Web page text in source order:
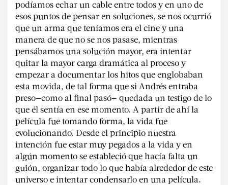
podíamos echar un cable entre todos y en uno de
esos puntos de pensar en soluciones, se nos ocurrió
que un arma que teníamos era el cine y una
manera de que no se nos pasase, mientras
pensábamos una solución mayor, era intentar
quitar la mayor carga dramática al proceso y
empezar a documentar los hitos que englobaban
esta movida, de tal forma que si Andrés entraba
preso—como al final pasó— quedada un testigo de lo
que él sentía en ese momento. A partir de ahí la
película fue tomando forma, la vida fue
evolucionando. Desde el principio nuestra
intención fue estar muy pegados a la vida y en
algún momento se estableció que hacía falta un
guión, organizar todo lo que había alrededor de este
universo e intentar condensarlo en una película.